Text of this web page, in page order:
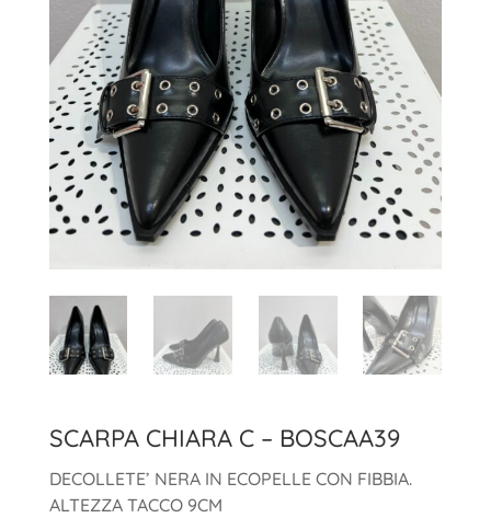
SCARPA CHIARA C – BOSCAA39
DECOLLETE’ NERA IN ECOPELLE CON FIBBIA.
ALTEZZA TACCO 9CM